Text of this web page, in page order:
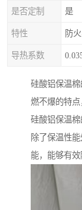
是否定制 是
特性 防
导热系数
硅酸铝保温
燃不爆的特点
硅酸铝保温
除了保温性
能，能够有效